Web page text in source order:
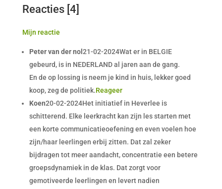
Reacties [4]
Mijn reactie
Peter van der nol 21-02-2024Wat er in BELGIE
gebeurd, is in NEDERLAND al jaren aan de gang.
En de op lossing is neem je kind in huis, lekker goed
koop, zeg de politiek.Reageer
Koen20-02-2024Het initiatief in Heverlee is
schitterend. Elke leerkracht kan zijn les starten met
een korte communicatieoefening en even voelen hoe
zijn/haar leerlingen erbij zitten. Dat zal zeker
bijdragen tot meer aandacht, concentratie een betere
groepsdynamiek in de klas. Dat zorgt voor
gemotiveerde leerlingen en levert nadien